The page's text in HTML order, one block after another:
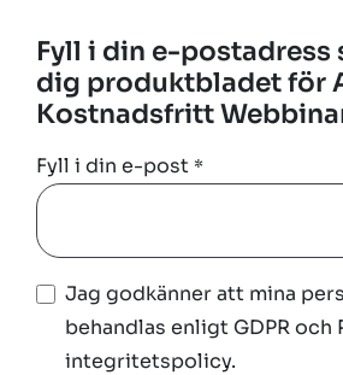
Fyll i din e-postadress
dig produktbladet för
Kostnadsfritt
Fyll i din e-post *
Jag godkänner att mina
behandlas enligt GDPR och
integritetspolicy.